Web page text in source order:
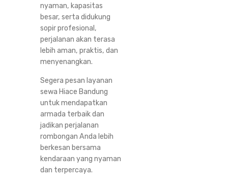
nyaman, kapasitas
besar, serta didukung
sopir profesional,
perjalanan akan terasa
lebih aman, praktis, dan
menyenangkan.
Segera pesan layanan
sewa Hiace Bandung
untuk mendapatkan
armada terbaik dan
jadikan perjalanan
rombongan Anda lebih
berkesan bersama
kendaraan yang nyaman
dan terpercaya.